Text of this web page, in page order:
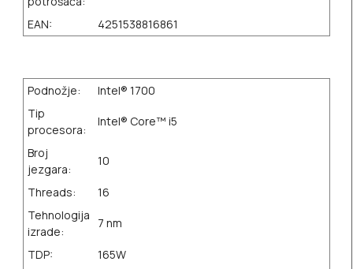
EAN: 4251538816861
Podnožje:
Intel® 1700
Tip
procesora:
Intel® Core™ i5
Broj
jezgara:
10
Threads:
16
Tehnologija
izrade:
7 nm
TDP:
165W